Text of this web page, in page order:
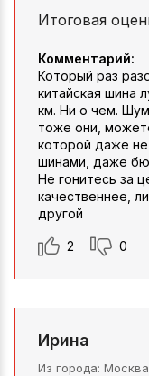
Итоговая
Комментарий:
Который раз
китайская шина
км. Ни о чем.
тоже они,
которой даже
шинами, даже
Не гонитесь за
качественнее,
другой
2 0
Ирина
Из города Москва